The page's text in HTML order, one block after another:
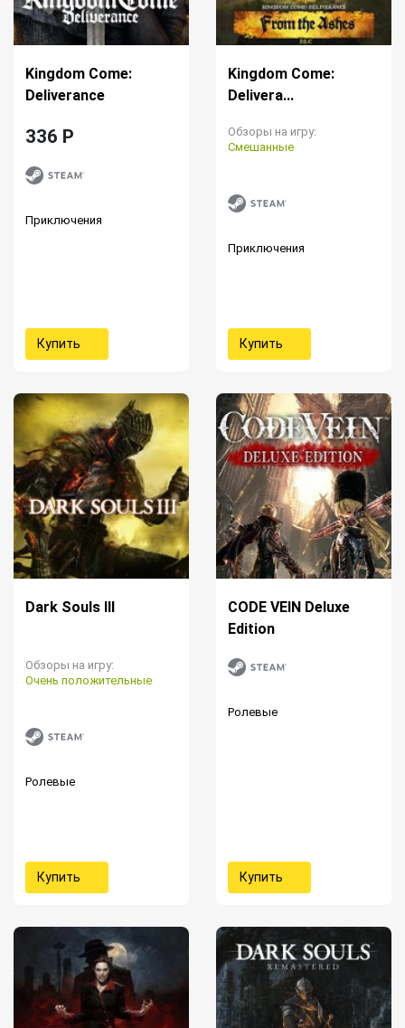
Kingdom Come:
Deliverance
336 P
Приключения
Купить
Kingdom Come:
Delivera...
Обзоры на игру:
Смешанные
Приключения
Купить
Dark Souls III
Обзоры на игру:
Очень положительные
Ролевые
Купить
CODE VEIN Deluxe
Edition
Ролевые
Купить